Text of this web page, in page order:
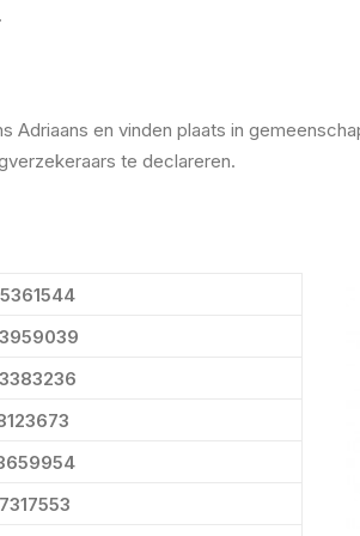
en vinden plaats in
te declareren.